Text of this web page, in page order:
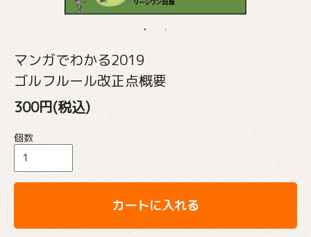
マンガでわかる2019
ゴルフルール改正点概要
300円(税込)
個数
カートに入れる